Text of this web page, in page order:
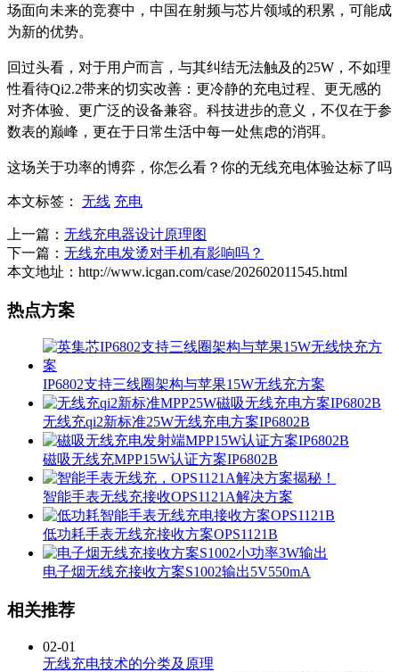
场面向未来的竞赛中，中国在射频与芯片领域的积累，可能成
为新的优势。
回过头看，对于用户而言，与其纠结无法触及的25W，不如理
性看待Qi2.2带来的切实改善：更冷静的充电过程、更无感的
对齐体验、更广泛的设备兼容。科技进步的意义，不仅在于参
数表的巅峰，更在于日常生活中每一处焦虑的消弭。
这场关于功率的博弈，你怎么看？你的无线充电体验达标了吗
本文标签： 无线 充电
上一篇： 无线充电器设计原理图
下一篇： 无线充电发烫对手机有影响吗？
本文地址：http://www.icgan.com/case/202602011545.html
热点方案
IP6802支持三线圈架构与苹果15W无线充方案
无线充qi2新标准25W无线充电方案IP6802B
磁吸无线充MPP15W认证方案IP6802B
智能手表无线充接收OPS1121A解决方案
低功耗手表无线充接收方案OPS1121B
电子烟无线充接收方案S1002输出5V550mA
相关推荐
02-01
无线充电技术的分类及原理